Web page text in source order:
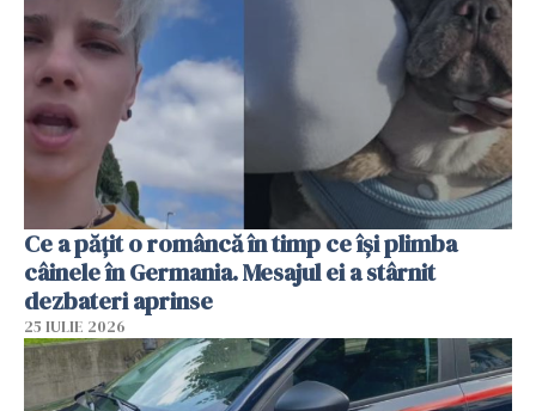
Ce a pățit o româncă în timp ce își plimba
câinele în Germania. Mesajul ei a stârnit
dezbateri aprinse
25 IULIE 2026